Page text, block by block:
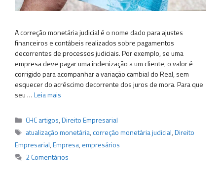
A correção monetária judicial é o nome dado para ajustes
financeiros e contábeis realizados sobre pagamentos
decorrentes de processos judiciais. Por exemplo, se uma
empresa deve pagar uma indenização a um cliente, o valor é
corrigido para acompanhar a variação cambial do Real, sem
esquecer do acréscimo decorrente dos juros de mora. Para que
seu …Leia mais
Categorias
CHC artigos,Direito Empresarial
Tags
atualização monetária,correção monetária judicial,Direito
Empresarial,Empresa, empresários
2 Comentários